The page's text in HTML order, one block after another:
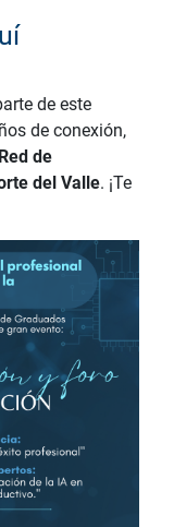
de este
de conexión,
Red de
del Valle. ¡Te